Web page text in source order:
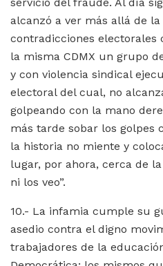
alcanzó a ver más allá de
contradicciones electorales
la misma CDMX un grupo
y con violencia sindical
electoral del cual, no
golpeando con la mano
más tarde sobar los golpes
la historia no miente y
lugar, por ahora, cerca de
ni los veo”.
10.- La infamia cumple su
asedio contra el digno
trabajadores de la